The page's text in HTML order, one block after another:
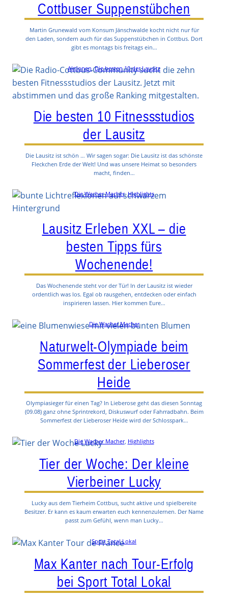
Cottbuser Suppenstübchen
Martin Grunewald vom Konsum Jänschwalde kocht nicht nur für
den Laden, sondern auch für das Suppenstübchen in Cottbus. Dort
gibt es montags bis freitags ein…
Aktionen, Die besten 10 der Lausitz
Die besten 10 Fitnessstudios
der Lausitz
Die Lausitz ist schön … Wir sagen sogar: Die Lausitz ist das schönste
Fleckchen Erde der Welt! Und was unsere Heimat so besonders
macht, finden…
Die Wacher Macher, Highlights
Lausitz Erleben XXL – die
besten Tipps fürs
Wochenende!
Das Wochenende steht vor der Tür! In der Lausitz ist wieder
ordentlich was los. Egal ob rausgehen, entdecken oder einfach
inspirieren lassen. Hier kommen Eure…
Die Wacher Macher
Naturwelt-Olympiade beim
Sommerfest der Lieberoser
Heide
Olympiasieger für einen Tag? In Lieberose geht das diesen Sonntag
(09.08) ganz ohne Sprintrekord, Diskuswurf oder Fahrradbahn. Beim
Sommerfest der Lieberoser Heide wird der Schlosspark…
Die Wacher Macher, Highlights
Tier der Woche: Der kleine
Vierbeiner Lucky
Lucky aus dem Tierheim Cottbus, sucht aktive und spielbereite
Besitzer. Er kann es kaum erwarten euch kennenzulernen. Der Name
passt zum Gefühl, wenn man Lucky…
Sport Total Lokal
Max Kanter nach Tour-Erfolg
bei Sport Total Lokal